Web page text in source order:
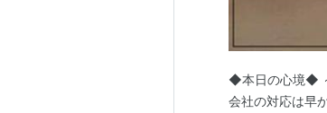
◆本日の心境◆
会社の対応は早